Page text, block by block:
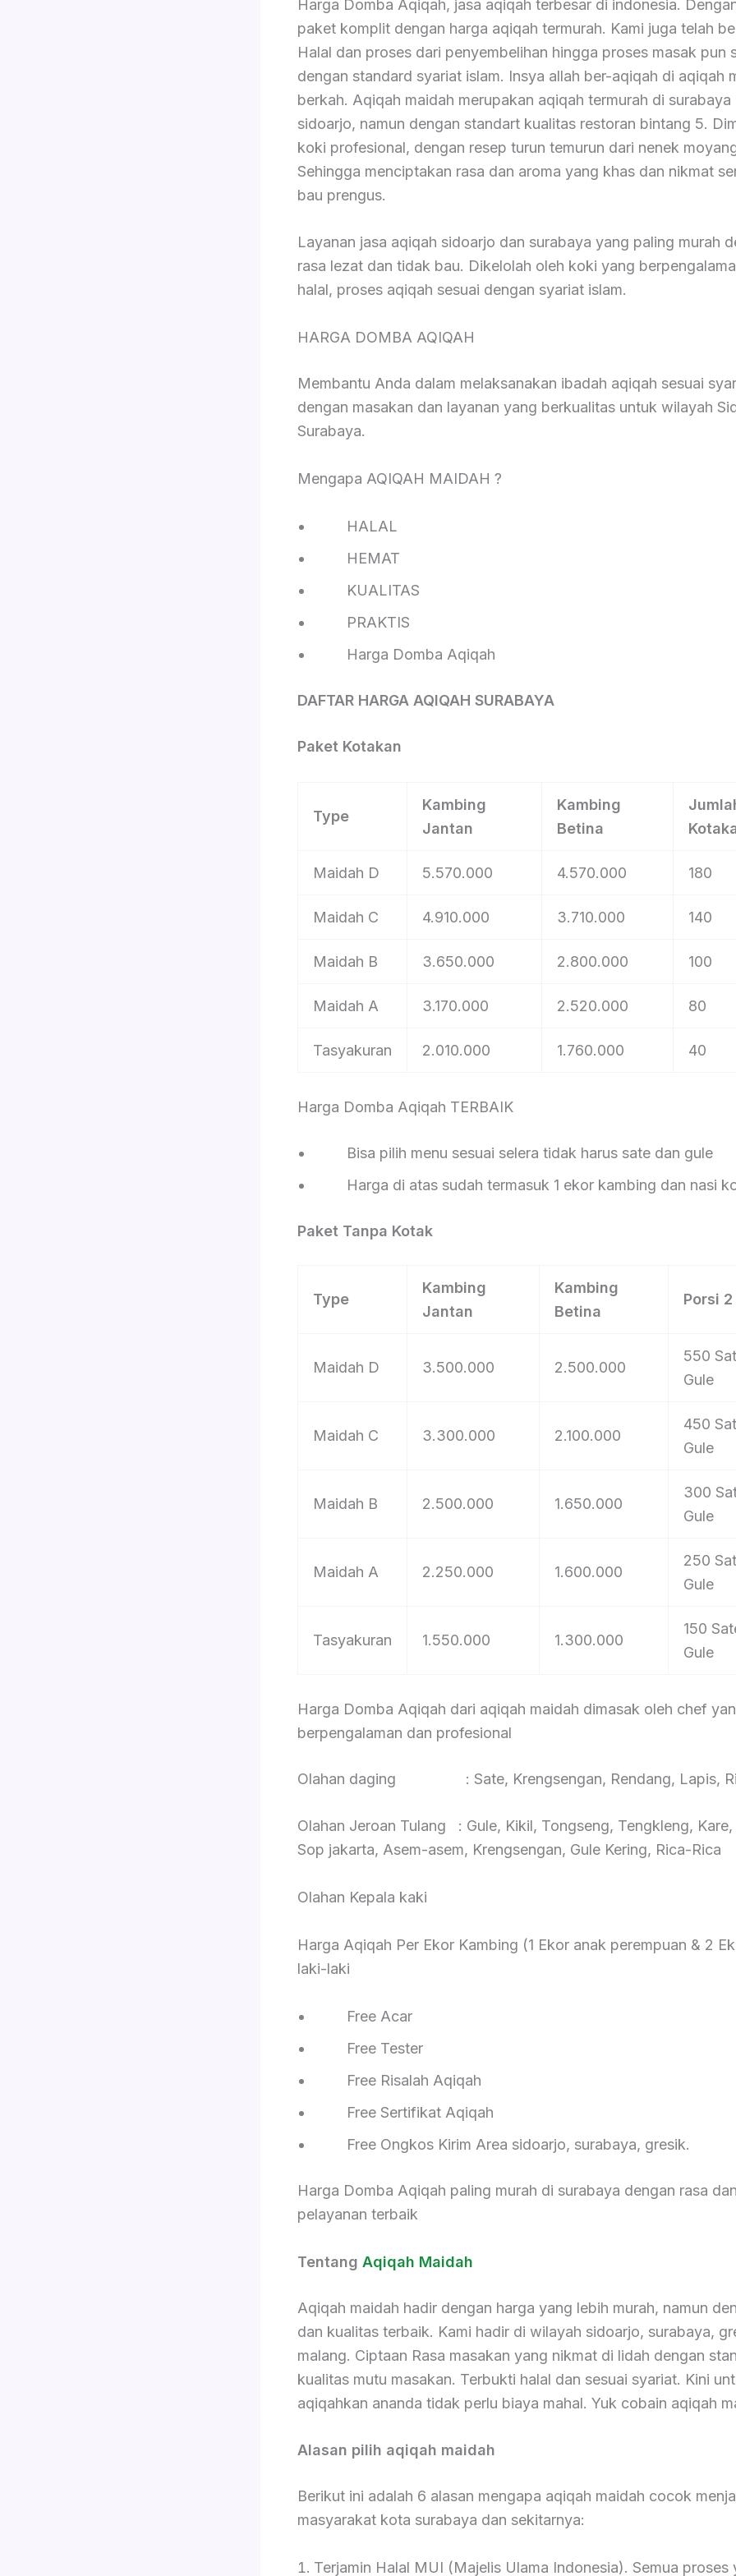
Harga Domba Aqiqah, jasa aqiqah terbesar di indonesia.
paket komplit dengan harga aqiqah termurah. Kami juga telah
Halal dan proses dari penyembelihan hingga proses masak pun
dengan standard syariat islam. Insya allah ber-aqiqah di aqiqah
berkah. Aqiqah maidah merupakan aqiqah termurah di surabaya
sidoarjo, namun dengan standart kualitas restoran bintang 5.
koki profesional, dengan resep turun temurun dari nenek
Sehingga menciptakan rasa dan aroma yang khas dan nikmat
bau prengus.
Layanan jasa aqiqah sidoarjo dan surabaya yang paling murah
rasa lezat dan tidak bau. Dikelolah oleh koki yang
halal, proses aqiqah sesuai dengan syariat islam.
HARGA DOMBA AQIQAH
Membantu Anda dalam melaksanakan ibadah aqiqah sesuai
dengan masakan dan layanan yang berkualitas untuk wilayah
Surabaya.
Mengapa AQIQAH MAIDAH ?
HALAL
HEMAT
KUALITAS
PRAKTIS
Harga Domba Aqiqah
DAFTAR HARGA AQIQAH SURABAYA
Paket Kotakan
Type
Kambing
Jantan
Kambing
Betina
Maidah D 5.570.000 4.570.000 180
Maidah C 4.910.000 3.710.000 140
Maidah B 3.650.000 2.800.000 100
Maidah A 3.170.000 2.520.000 80
Tasyakuran 2.010.000 1.760.000 40
Harga Domba Aqiqah TERBAIK
Bisa pilih menu sesuai selera tidak harus sate dan gule
Harga di atas sudah termasuk 1 ekor kambing dan nasi
Paket Tanpa Kotak
Type
Kambing
Jantan
Kambing
Betina
Porsi
Maidah D 3.500.000 2.500.000
550
Gule
Maidah C 3.300.000 2.100.000
450
Gule
Maidah B 2.500.000 1.650.000
300
Gule
Maidah A 2.250.000 1.600.000
250
Gule
Tasyakuran 1.550.000 1.300.000
150
Gule
Harga Domba Aqiqah dari aqiqah maidah dimasak oleh chef
berpengalaman dan profesional
Olahan daging : Sate, Krengsengan, Rendang, Lapis,
Olahan Jeroan Tulang : Gule, Kikil, Tongseng, Tengkleng,
Sop jakarta, Asem-asem, Krengsengan, Gule Kering, Rica-Rica
Olahan Kepala kaki
Harga Aqiqah Per Ekor Kambing (1 Ekor anak perempuan & 2
laki-laki
Free Acar
Free Tester
Free Risalah Aqiqah
Free Sertifikat Aqiqah
Free Ongkos Kirim Area sidoarjo, surabaya, gresik.
Harga Domba Aqiqah paling murah di surabaya dengan rasa
pelayanan terbaik
Tentang Aqiqah Maidah
Aqiqah maidah hadir dengan harga yang lebih murah, namun
dan kualitas terbaik. Kami hadir di wilayah sidoarjo, surabaya,
malang. Ciptaan Rasa masakan yang nikmat di lidah dengan
kualitas mutu masakan. Terbukti halal dan sesuai syariat. Kini
aqiqahkan ananda tidak perlu biaya mahal. Yuk cobain aqiqah
Alasan pilih aqiqah maidah
Berikut ini adalah 6 alasan mengapa aqiqah maidah cocok
masyarakat kota surabaya dan sekitarnya:
Terjamin Halal MUI (Majelis Ulama Indonesia). Semua proses